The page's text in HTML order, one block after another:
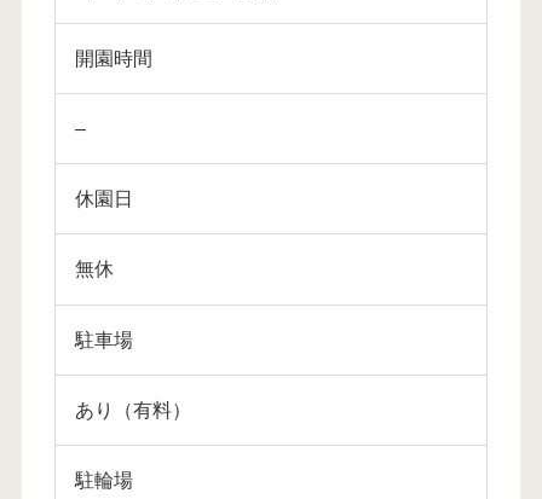
開園時間
–
休園日
無休
駐車場
あり（有料）
駐輪場